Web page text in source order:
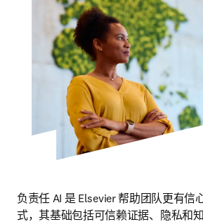
负责任 AI 是 Elsevier 帮助团队更有信
式，其基础包括可信赖证据、隐私和